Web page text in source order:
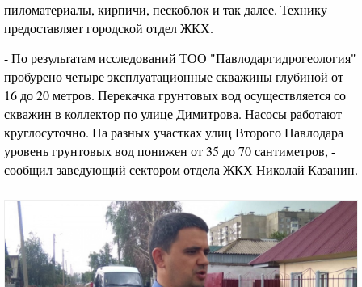
пиломатериалы, кирпичи, пескоблок и так далее. Технику
предоставляет городской отдел ЖКХ.
- По результатам исследований ТОО "Павлодаргидрогеология"
пробурено четыре эксплуатационные скважины глубиной от
16 до 20 метров. Перекачка грунтовых вод осуществляется со
скважин в коллектор по улице Димитрова. Насосы работают
круглосуточно. На разных участках улиц Второго Павлодара
уровень грунтовых вод понижен от 35 до 70 сантиметров, -
сообщил заведующий сектором отдела ЖКХ Николай Казанин.